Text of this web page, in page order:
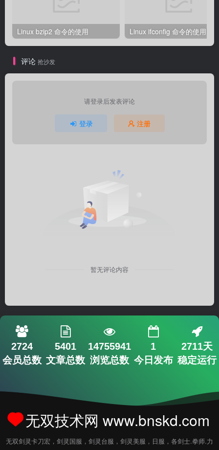
Linux bzip2 命令的使用 Linux ifconfig 命令的使用
评论 抢沙发
请登录后发表评论
登录 注册
暂无评论内容
2724
会员总数
5401
文章总数
14755941
浏览总数
1
今日发布
2711天
稳定运行
无双技术网 www.bnskd.com
无双剑灵卡刀宏，剑灵国服，剑灵台服，剑灵美服，日服，各剑士.拳师.力